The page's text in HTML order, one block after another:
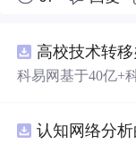
科易网基于40亿+
新领域的AI+数智